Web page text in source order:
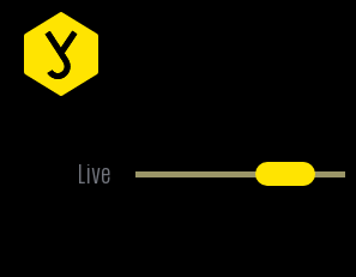
EVENTS
ANFAHRT
Live